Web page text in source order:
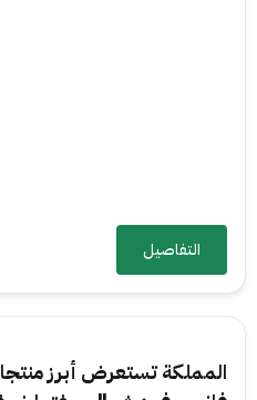
التفاصيل
المملكة تستعرض أبرز